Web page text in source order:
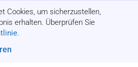
Cookies, um sicherzustellen,
erhalten. Überprüfen Sie
.
Angebot einholen